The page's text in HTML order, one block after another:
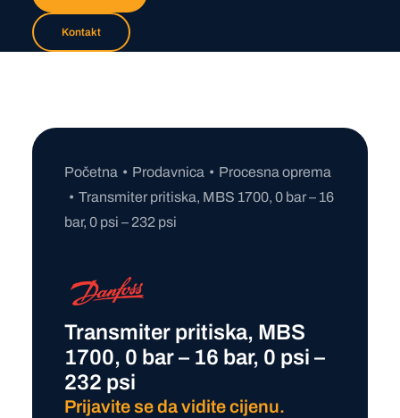
Kontakt
Početna Prodavnica
Procesna oprema
Transmiter pritiska, MBS 1700, 0 bar – 16
bar, 0 psi – 232 psi
Transmiter pritiska, MBS
1700, 0 bar – 16 bar, 0 psi –
232 psi
Prijavite se da vidite cijenu.